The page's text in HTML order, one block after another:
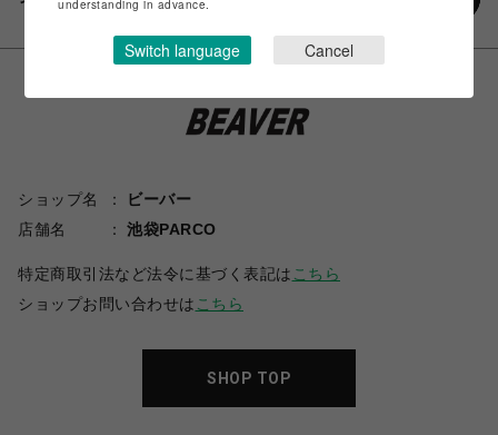
ショップ名
ビーバー
店舗名
池袋PARCO
特定商取引法など法令に基づく表記は こちら
ショップお問い合わせは こちら
SHOP TOP
understanding in advance.
Switch language Cancel